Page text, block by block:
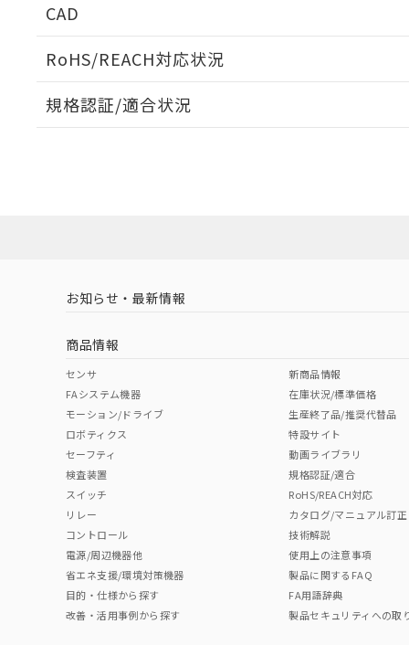
検出物体の大きさ-距離特性
CAD
RoHS/REACH対応状況
EU RoHS 注意事項・凡例
中国 RoHS 注意事項・凡例
中国 RoHS表
Pb Hg Cr(VI)
"対応済み"や非含有の記載がされた商品であっても、流通
非含有品が必要な際は、弊社営業部門もしくは販売店へお
規格認証/適合状況
お知らせ・最新情報
商品情報
センサ
FAシステム機器
モーション/ドライブ
ロボティクス
セーフティ
検査装置
スイッチ
リレー
コントロール
電源/周辺機器他
省エネ支援/環境対策機器
目的・仕様から探す
改善・活用事例から探す
新商品情報
在庫状況/標準価格
生産終了品/推奨代替品
特設サイト
動画ライブラリ
規格認証/適合
RoHS/REACH対応
カタログ/マニュアル訂正
技術解説
使用上の注意事項
製品に関するFAQ
FA用語辞典
製品セキュリティへの取